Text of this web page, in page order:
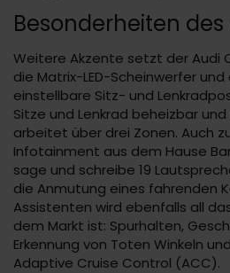
Besonderheiten des
Weitere Akzente setzt der Audi
die Matrix-LED-Scheinwerfer und
einstellbare Sitz- und
Sitze und Lenkrad beheizbar
arbeitet über drei Zonen. Auch
Infotainment aus dem Hause
sage und schreibe 19
die Anmutung eines fahrenden
Assistenten wird ebenfalls all
dem Markt ist: Spurhalten,
Erkennung von Toten Winkeln
Adaptive Cruise Control (ACC).